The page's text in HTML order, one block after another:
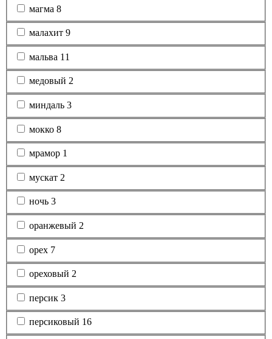
магма 8
малахит 9
мальва 11
медовый 2
миндаль 3
мокко 8
мрамор 1
мускат 2
ночь 3
оранжевый 2
орех 7
ореховый 2
персик 3
персиковый 16